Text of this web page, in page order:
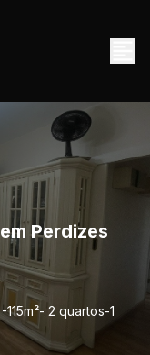
Perdizes
2 quartos-1